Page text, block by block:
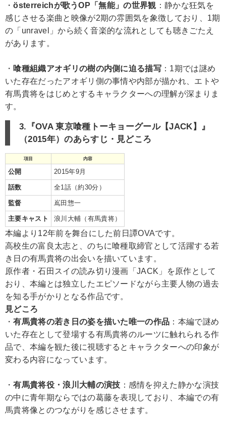
・österreichが歌うOP「無能」の世界観：静かな狂気を
感じさせる楽曲と映像が2期の雰囲気を象徴しており、1期
の「unravel」から続く音楽的な流れとしても聴きごたえ
があります。
・ 喰種組織アオギリの樹の内側に迫る描写 ：1期では謎め
いた存在だったアオギリ側の事情や内部が描かれ、エトや
有馬貴将をはじめとするキャラクターへの理解が深まりま
す。
3.『OVA 東京喰種トーキョーグール【JACK】』
（2015年）のあらすじ・見どころ
項目 内容
公開 2015年9月
話数 全1話（約30分）
監督 嶌田惣一
主要キャスト 浪川大輔（有馬貴将）
本編より12年前を舞台にした前日譚OVAです。
高校生の富良太志と、のちに喰種取締官として活躍する若
き日の有馬貴将の出会いを描いています。
原作者・石田スイの読み切り漫画「JACK」を原作として
おり、本編とは独立したエピソードながら主要人物の過去
を知る手がかりとなる作品です。
見どころ
・有馬貴将の若き日の姿を描いた唯一の作品 ：本編で謎め
いた存在として登場する有馬貴将のルーツに触れられる作
品で、本編を観た後に視聴するとキャラクターへの印象が
変わる内容になっています。
・有馬貴将役・浪川大輔の演技 ：感情を抑えた静かな演技
の中に青年期ならではの葛藤を表現しており、本編での有
馬貴将像とのつながりを感じさせます。